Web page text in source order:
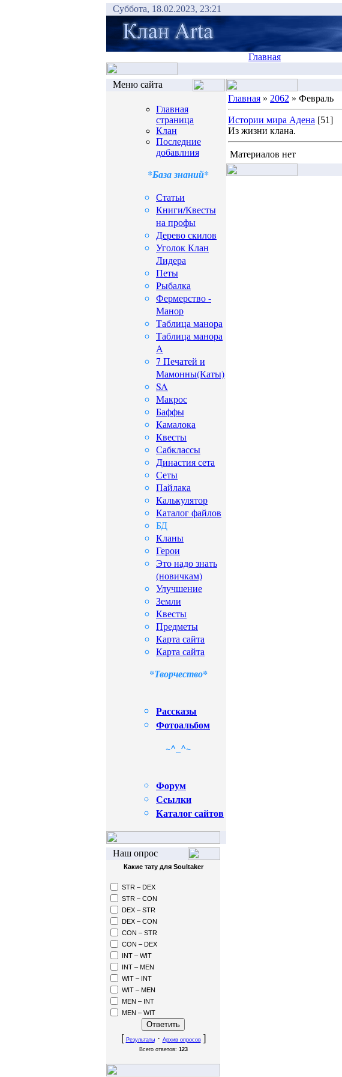
Суббота, 18.02.2023, 23:21
Главная
Меню сайта
Главная
страница
Клан
Последние
добавлния
*База знаний*
Статьи
Книги/Квесты
на профы
Дерево скилов
Уголок Клан
Лидера
Петы
Рыбалка
Фермерство -
Манор
Таблица манора
Таблица манора
А
7 Печатей и
Мамонны(Каты)
SA
Макрос
Баффы
Камалока
Квесты
Сабклассы
Династия сета
Сеты
Пайлака
Калькулятор
Каталог файлов
БД
Кланы
Герои
Это надо знать
(новичкам)
Улучшение
Земли
Квесты
Предметы
Карта сайта
Карта сайта
*Творчество*
Рассказы
Фотоальбом
~^_^~
Форум
Сcылки
Каталог сайтов
Наш опрос
Какие тату для Soultaker
STR – DEX
STR – CON
DEX – STR
DEX – CON
CON – STR
CON – DEX
INT – WIT
INT – MEN
WIT – INT
WIT – MEN
MEN – INT
MEN – WIT
[ Результаты· Архив опросов]
Всего ответов: 123
Главная » 2062 » Февраль
Истории мира Адена [51]
Из жизни клана.
Материалов нет